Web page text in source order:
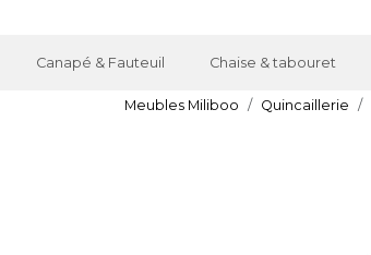
Canapé & Fauteuil Chaise & tabouret
Meubles Miliboo Quincaillerie